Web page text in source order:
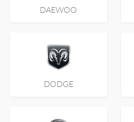
DAEWOO
DODGE